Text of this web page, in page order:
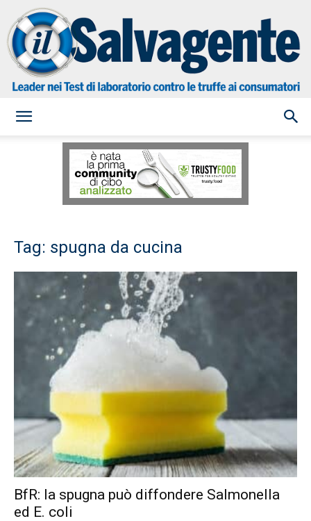
Salvagente
Tag: spugna da cucina
BfR: la spugna può diffondere Salmonella
ed E. coli